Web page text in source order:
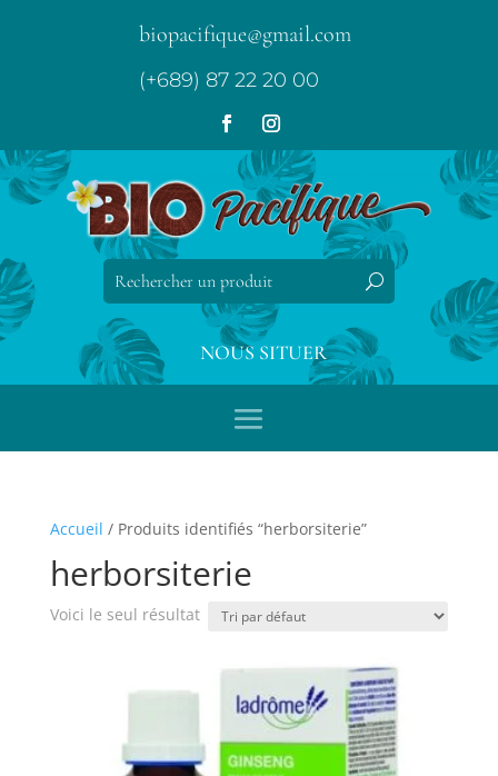
biopacifique@gmail.com
(+689) 87 22 20 00
NOUS SITUER
Accueil / Produits identifiés “herborsiterie”
herborsiterie
Voici le seul résultat